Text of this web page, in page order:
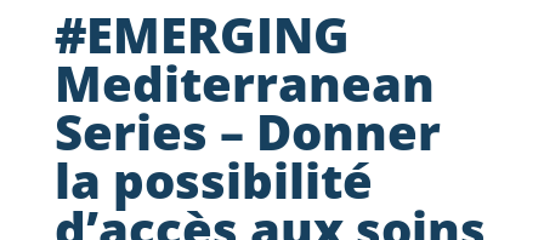
#EMERGING
Mediterranean
Series – Donner
la possibilité